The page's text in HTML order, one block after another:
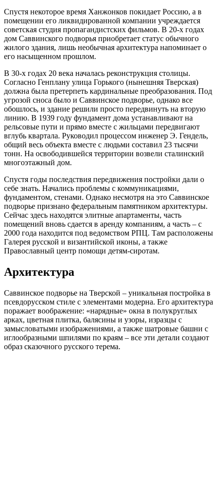
Спустя некоторое время Ханжонков покидает Россию, а в
помещении его ликвидированной компании учреждается
советская студия пропагандистских фильмов. В 20-х годах
дом Саввинского подворья приобретает статус обычного
жилого здания, лишь необычная архитектура напоминает о
его насыщенном прошлом.
В 30-х годах 20 века началась реконструкция столицы.
Согласно Генплану улица Горького (нынешняя Тверская)
должна была претерпеть кардинальные преобразования. Под
угрозой сноса было и Саввинское подворье, однако все
обошлось, и здание решили просто передвинуть на вторую
линию. В 1939 году фундамент дома устанавливают на
рельсовые пути и прямо вместе с жильцами передвигают
вглубь квартала. Руководил процессом инженер Э. Гендель,
общий весь объекта вместе с людьми составил 23 тысячи
тонн. На освободившейся территории возвели сталинский
многоэтажный дом.
Спустя годы последствия передвижения постройки дали о
себе знать. Начались проблемы с коммуникациями,
фундаментом, стенами. Однако несмотря на это Саввинское
подворье признано федеральным памятником архитектуры.
Сейчас здесь находятся элитные апартаменты, часть
помещений вновь сдается в аренду компаниям, а часть – с
2000 года находится под ведомством РПЦ. Там расположены
Галерея русской и византийской иконы, а также
Православный центр помощи детям-сиротам.
Архитектура
Саввинское подворье на Тверской – уникальная постройка в
псевдорусском стиле с элементами модерна. Его архитектура
поражает воображение: «нарядные» окна в полукруглых
арках, цветная плитка, балясины и узоры, изразцы с
замысловатыми изображениями, а также шатровые башни с
иглообразными шпилями по краям – все эти детали создают
образ сказочного русского терема.